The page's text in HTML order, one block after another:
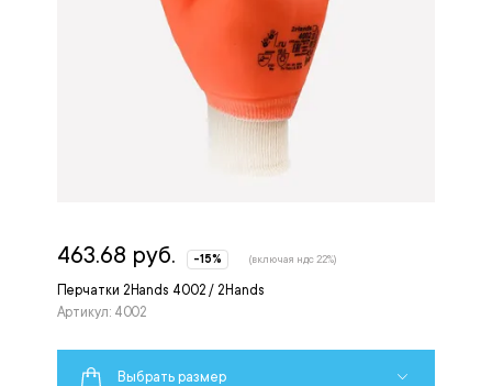
Перчатки 2Hands 4002 / 2Hands
Артикул: 4002
463.68 руб. -15% (включая ндс 22%)
Выбрать размер